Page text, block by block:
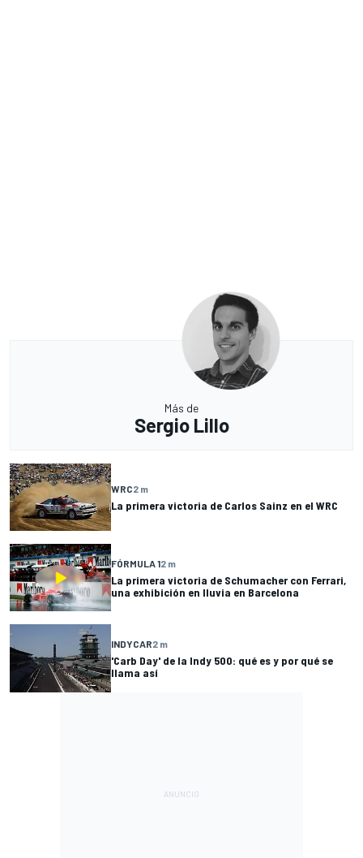
Más de
Sergio Lillo
WRC2 m
La primera victoria de Carlos Sainz en el WRC
FÓRMULA 12 m
La primera victoria de Schumacher con Ferrari,
una exhibición en lluvia en Barcelona
INDYCAR2 m
'Carb Day' de la Indy 500: qué es y por qué se
llama así